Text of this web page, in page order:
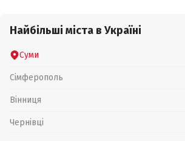
Найбільші міста в Україні
Суми
Сімферополь
Вінниця
Чернівці